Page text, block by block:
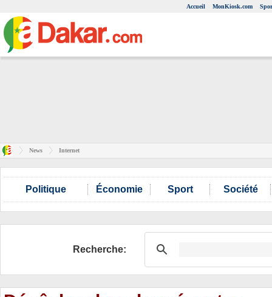
Accueil MonKiosk.com
News Internet
Politique Économie Sport Société
Recherche: